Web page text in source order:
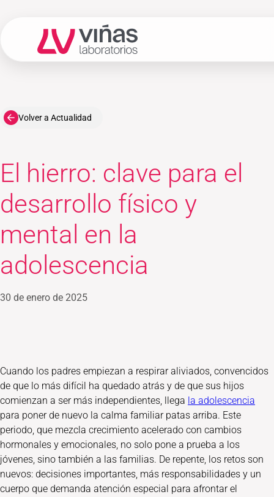
Laboratorios Viñas
Volver a Actualidad
El hierro: clave para el
desarrollo físico y
mental en la
adolescencia
30 de enero de 2025
Cuando los padres empiezan a respirar aliviados, convencidos
de que lo más difícil ha quedado atrás y de que sus hijos
comienzan a ser más independientes, llega la adolescencia
para poner de nuevo la calma familiar patas arriba. Este
periodo, que mezcla crecimiento acelerado con cambios
hormonales y emocionales, no solo pone a prueba a los
jóvenes, sino también a las familias. De repente, los retos son
nuevos: decisiones importantes, más responsabilidades y un
cuerpo que demanda atención especial para afrontar el